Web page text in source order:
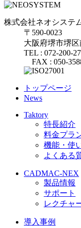
株式会社ネオシステ
〒590-0023
大阪府堺市堺
TEL : 072-200-
FAX : 050-
トップページ
News
Taktory
特長紹介
料金プラ
機能・使
よくある
CADMAC-NEX
製品情報
サポート
レクチャ
導入事例